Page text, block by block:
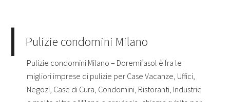
Pulizie condomini Milano
Pulizie condomini Milano – Doremifasol è fra le
migliori imprese di pulizie per Case Vacanze, Uffici,
Negozi, Case di Cura, Condomini, Ristoranti, Industrie